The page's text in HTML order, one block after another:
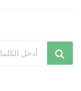
هل
تبحث